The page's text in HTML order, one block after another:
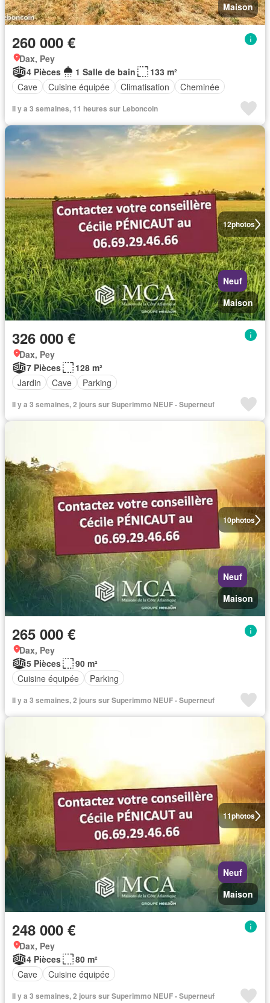
Maison
260 000 €
Dax, Pey
4 Pièces
1 Salle de bain
133 m²
Cave
Cuisine équipée Climatisation Cheminée
Il y a 3 semaines, 11 heures sur Leboncoin
12photos
Neuf
Maison
326 000 €
Dax, Pey
7 Pièces
128 m²
Jardin
Cave Parking
Il y a 3 semaines, 2 jours sur Superimmo NEUF - Superneuf
10photos
Neuf
Maison
265 000 €
Dax, Pey
5 Pièces
90 m²
Cuisine équipée
Parking
Il y a 3 semaines, 2 jours sur Superimmo NEUF - Superneuf
11photos
Neuf
Maison
248 000 €
Dax, Pey
4 Pièces
80 m²
Cave
Cuisine équipée
Il y a 3 semaines, 2 jours sur Superimmo NEUF - Superneuf